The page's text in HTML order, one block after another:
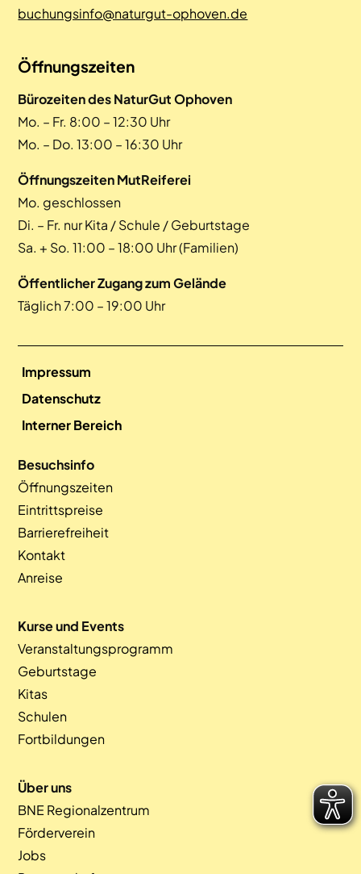
buchungsinfo@naturgut-ophoven.de
Öffnungszeiten
Bürozeiten des NaturGut Ophoven
Mo. – Fr. 8:00 – 12:30 Uhr
Mo. – Do. 13:00 – 16:30 Uhr
Öffnungszeiten MutReiferei
Mo. geschlossen
Di. – Fr. nur Kita / Schule / Geburtstage
Sa. + So. 11:00 – 18:00 Uhr (Familien)
Öffentlicher Zugang zum Gelände
Täglich 7:00 – 19:00 Uhr
Impressum
Datenschutz
Interner Bereich
Besuchsinfo
Öffnungszeiten
Eintrittspreise
Barrierefreiheit
Kontakt
Anreise
Kurse und Events
Veranstaltungsprogramm
Geburtstage
Kitas
Schulen
Fortbildungen
Über uns
BNE Regionalzentrum
Förderverein
Jobs